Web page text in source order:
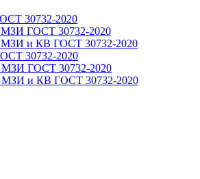
30732-2020
ГОСТ 30732-2020
и КВ ГОСТ 30732-2020
30732-2020
ГОСТ 30732-2020
и КВ ГОСТ 30732-2020